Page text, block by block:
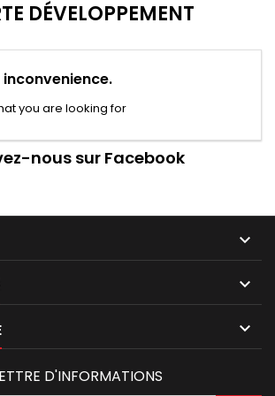
DÉVELOPPEMENT
you are looking for
nous sur Facebook



D'INFORMATIONS